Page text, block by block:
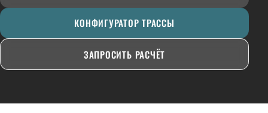
КОНФИГУРАТОР ТРАССЫ
ЗАПРОСИТЬ РАСЧЁТ